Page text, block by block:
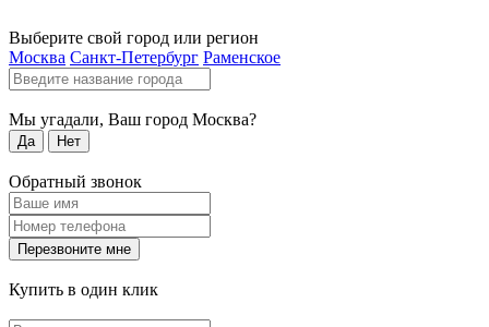
Выберите свой город или регион
Москва Санкт-Петербург Раменское
Мы угадали, Ваш город Москва?
Да Нет
Обратный звонок
Перезвоните мне
Купить в один клик